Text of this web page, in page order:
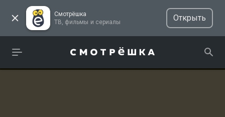
Смотрёшка
ТВ, фильмы и сериалы
Открыть